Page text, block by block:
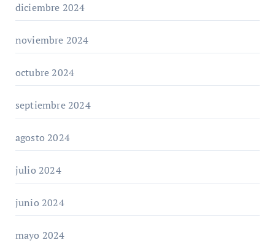
diciembre 2024
noviembre 2024
octubre 2024
septiembre 2024
agosto 2024
julio 2024
junio 2024
mayo 2024